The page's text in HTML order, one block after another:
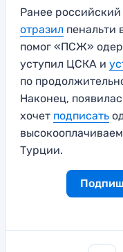
Ранее
отразил пенальти
помог «ПСЖ»
уступил ЦСКА и
по
Наконец,
хочет подписать
Турции.